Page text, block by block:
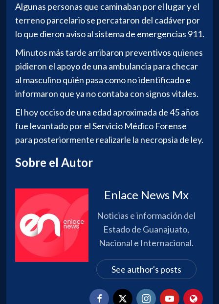
Algunas personas que caminaban por el lugar y el
terreno parcelario se percataron del cadáver por
lo que dieron aviso al sistema de emergencias 911.
Minutos más tarde arribaron preventivos quienes
pidieron el apoyo de una ambulancia para checar
al masculino quién pasa como no identificado e
informaron que ya no contaba con signos vitales.
El hoy occiso de una edad aproximada de 45 años
fue levantado por el Servicio Médico Forense
para posteriormente realizarle la necropsia de ley.
Sobre el Autor
Enlace News Mx
Noticias e información del
Estado de Guanajuato,
Nacional e Internacional.
See author's posts